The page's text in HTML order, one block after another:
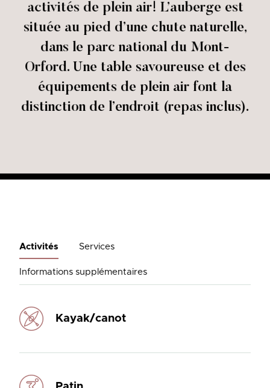
activités de plein air! L’auberge est
située au pied d’une chute naturelle,
dans le parc national du Mont-
Orford. Une table savoureuse et des
équipements de plein air font la
distinction de l’endroit (repas inclus).
Activités Services
Informations supplémentaires
Kayak/canot